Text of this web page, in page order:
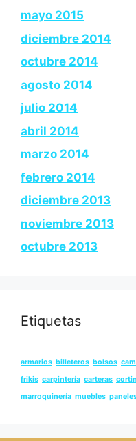
mayo 2015
diciembre 2014
octubre 2014
agosto 2014
julio 2014
abril 2014
marzo 2014
febrero 2014
diciembre 2013
noviembre 2013
octubre 2013
Etiquetas
armarios billeteros bolsos
frikis carpintería carteras
marroquinería muebles